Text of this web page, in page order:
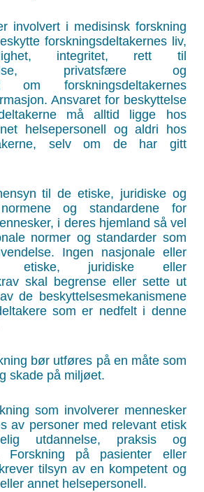
involvert i medisinsk forskning
forskningsdeltakernes liv,
integritet, rett til
privatsfære og
om forskningsdeltakernes
Ansvaret for beskyttelse
må alltid ligge hos
helsepersonell og aldri hos
selv om de har gitt
til de etiske, juridiske og
og standardene for
i deres hjemland så vel
normer og standarder som
Ingen nasjonale eller
etiske, juridiske eller
skal begrense eller sette ut
de beskyttelsesmekanismene
som er nedfelt i denne
bør utføres på en måte som
skade på miljøet.
som involverer mennesker
av personer med relevant etisk
utdannelse, praksis og
Forskning på pasienter eller
tilsyn av en kompetent og
annet helsepersonell.